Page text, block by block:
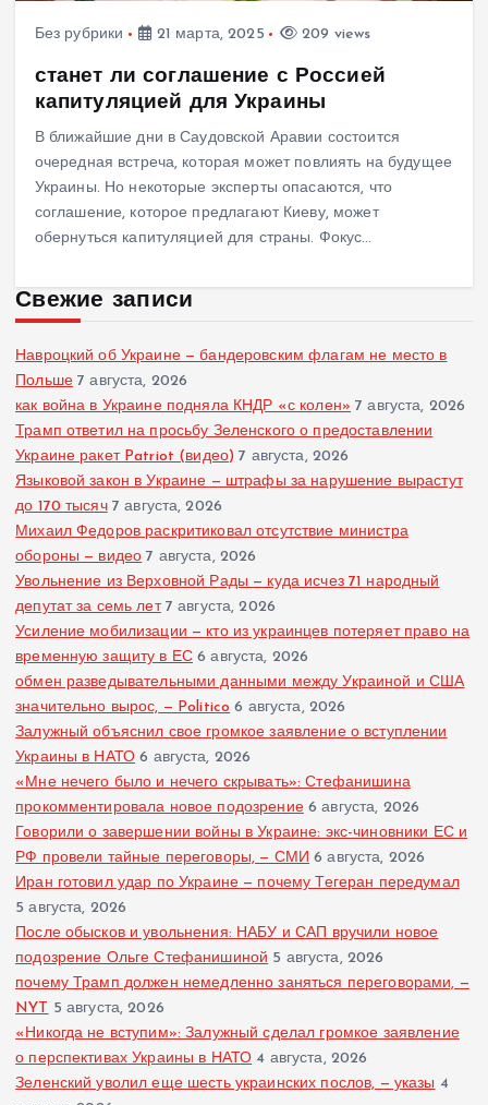
Без рубрики 21 марта, 2025 209 views
станет ли соглашение с Россией
капитуляцией для Украины
В ближайшие дни в Саудовской Аравии состоится
очередная встреча, которая может повлиять на будущее
Украины. Но некоторые эксперты опасаются, что
соглашение, которое предлагают Киеву, может
обернуться капитуляцией для страны. Фокус…
Свежие записи
Навроцкий об Украине — бандеровским флагам не место в
Польше 7 августа, 2026
как война в Украине подняла КНДР «с колен» 7 августа, 2026
Трамп ответил на просьбу Зеленского о предоставлении
Украине ракет Patriot (видео) 7 августа, 2026
Языковой закон в Украине — штрафы за нарушение вырастут
до 170 тысяч 7 августа, 2026
Михаил Федоров раскритиковал отсутствие министра
обороны — видео 7 августа, 2026
Увольнение из Верховной Рады — куда исчез 71 народный
депутат за семь лет 7 августа, 2026
Усиление мобилизации — кто из украинцев потеряет право на
временную защиту в ЕС 6 августа, 2026
обмен разведывательными данными между Украиной и США
значительно вырос, — Politico 6 августа, 2026
Залужный объяснил свое громкое заявление о вступлении
Украины в НАТО 6 августа, 2026
«Мне нечего было и нечего скрывать»: Стефанишина
прокомментировала новое подозрение 6 августа, 2026
Говорили о завершении войны в Украине: экс-чиновники ЕС и
РФ провели тайные переговоры, — СМИ 6 августа, 2026
Иран готовил удар по Украине — почему Тегеран передумал
5 августа, 2026
После обысков и увольнения: НАБУ и САП вручили новое
подозрение Ольге Стефанишиной 5 августа, 2026
почему Трамп должен немедленно заняться переговорами, —
NYT 5 августа, 2026
«Никогда не вступим»: Залужный сделал громкое заявление
о перспективах Украины в НАТО 4 августа, 2026
Зеленский уволил еще шесть украинских послов, — указы 4